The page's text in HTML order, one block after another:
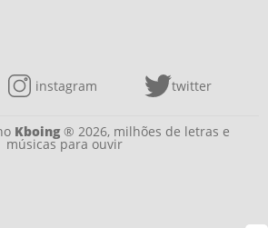
instagram twitter
Kboing® 2026, milhões de letras e
músicas para ouvir